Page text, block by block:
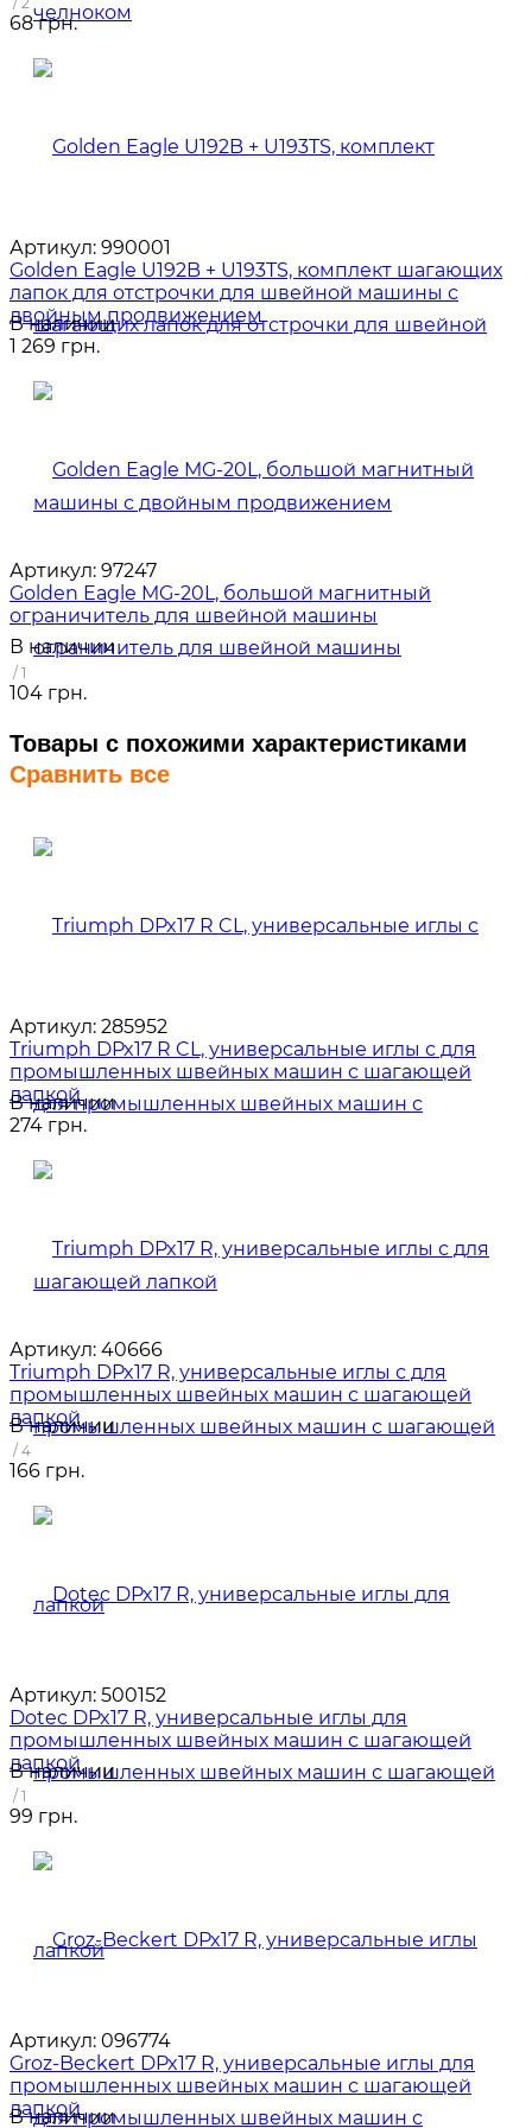
68 грн.
Артикул: 990001
Golden Eagle U192B + U193TS, комплект шагающих
лапок для отстрочки для швейной машины с
двойным продвижением
В наличии
1 269 грн.
Артикул: 97247
Golden Eagle MG-20L, большой магнитный
ограничитель для швейной машины
В наличии
/ 1
104 грн.
Товары с похожими характеристиками
Сравнить все
Артикул: 285952
Triumph DPx17 R CL, универсальные иглы с для
промышленных швейных машин с шагающей
лапкой
В наличии
274 грн.
Артикул: 40666
Triumph DPx17 R, универсальные иглы с для
промышленных швейных машин с шагающей
лапкой
В наличии
/ 4
166 грн.
Артикул: 500152
Dotec DPx17 R, универсальные иглы для
промышленных швейных машин с шагающей
лапкой
В наличии
/ 1
99 грн.
Артикул: 096774
Groz-Beckert DPx17 R, универсальные иглы для
промышленных швейных машин с шагающей
лапкой
В наличии